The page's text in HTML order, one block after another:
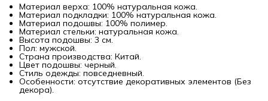
Материал верха: 100% натуральная кожа.
Материал подкладки: 100% натуральная кожа.
Материал подошвы: 100% полимер.
Материал стельки: натуральная кожа.
Высота подошвы: 3 см.
Пол: мужской.
Страна производства: Китай.
Цвет подошвы: черный.
Стиль одежды: повседневный.
Особенности: отсутствие декоративных элементов (Без
декора).